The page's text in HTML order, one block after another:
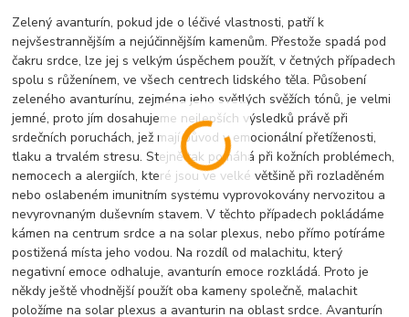
Zelený avanturín, pokud jde o léčivé vlastnosti, patřík
nejvšestrannějším a nejúčinnějším kamenům. Přestože spadá pod
čakru srdce, lze jej s velkýmúspěchem použít, v četných případech
spolu s růženínem, ve všech centrech lidského těla. Působení
zeleného avanturínu, zejména jeho světlých svěžích tónů, je velmi
jemné, proto jím dosahujeme nejlepších výsledků právě při
srdečních poruchách, jež majípůvod v emocionálnípřetíženosti,
tlaku a trvalém stresu. Stejně tak pomáhá při kožních problémech,
nemocech a alergiích, které jsou ve velké většině při rozladěném
nebo oslabeném imunitním systému vyprovokovány nervozitou a
nevyrovnaným duševním stavem. V těchto případech pokládáme
kámen na centrum srdce a na solar plexus, nebo přímo potíráme
postižená místa jeho vodou. Na rozdíl od malachitu, který
negativníemoce odhaluje, avanturín emoce rozkládá. Proto je
někdy ještě vhodnějšípoužít oba kameny společně, malachit
položíme na solar plexus a avanturin na oblast srdce. Avanturín